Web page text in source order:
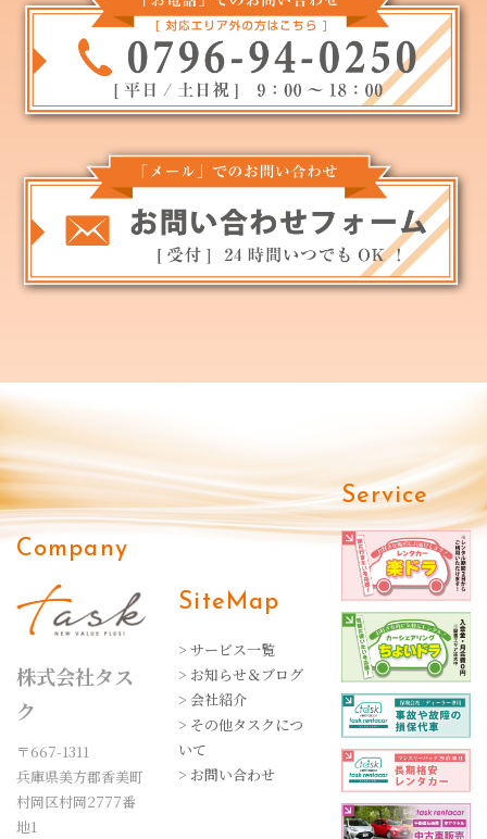
Company
株式会社タス
ク
〒667-1311
兵庫県美方郡香美町
村岡区村岡2777番
地1
SiteMap
> サービス一覧
> お知らせ＆ブログ
> 会社紹介
> その他タスクにつ
いて
> お問い合わせ
Service